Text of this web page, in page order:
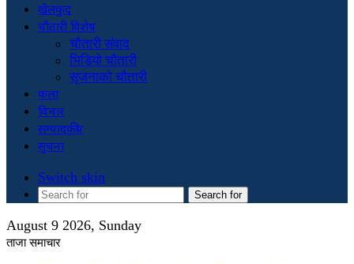
खेलकुद
चौतारी विशेष
चौतारी संवाद
भिडियो चौतारी
सृजनाको चौतारी
कला
विचार
सम्पादकीय
सुचना
Switch skin
Search for
August 9 2026, Sunday
ताजा समाचार